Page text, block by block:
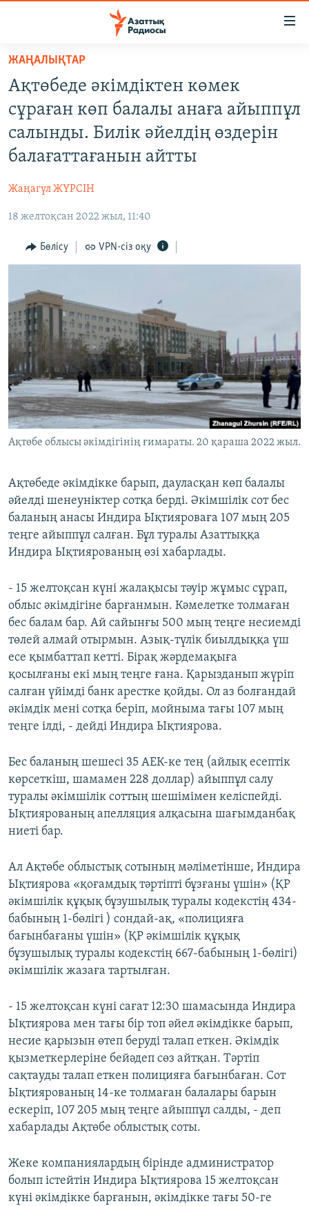
Skip
main
content
Skip
main
Skip
to
ЖАҢАЛЫҚТАР
САЯСАТ
AZATTYQTV
ҚАҢТАР ОҚИҒАСЫ
ӘЛЕУМЕТ
ӘЛЕМ
АРНАЙЫ ЖОБАЛАР
ЖАЗЫЛЫҢЫЗ
Басқа тілдерде
ЖАҢАЛЫҚТАР
Ақтөбеде әкімдіктен көмек
сұраған көп балалы анаға айыппұл
салынды. Билік әйелдің өздерін
балағаттағанын айтты
Жаңагүл ЖҮРСІН
18 желтоқсан 2022 жыл, 11:40
Бөлісу VPN-сіз оқу
Ақтөбе облысы әкімдігінің ғимараты. 20 қараша 2022 жыл.
Ақтөбеде әкімдікке барып, дауласқан көп балалы
әйелді шенеуніктер сотқа берді. Әкімшілік сот бес
баланың анасы Индира Ықтияроваға 107 мың 205
теңге айыппұл салған. Бұл туралы Азаттыққа
Индира Ықтиярованың өзі хабарлады.
- 15 желтоқсан күні жалақысы тәуір жұмыс сұрап,
облыс әкімдігіне барғанмын. Кәмелетке толмаған
бес балам бар. Ай сайынғы 500 мың теңге несиемді
төлей алмай отырмын. Азық-түлік биылдыққа үш
есе қымбаттап кетті. Бірақ жәрдемақыға
қосылғаны екі мың теңге ғана. Қарызданып жүріп
салған үйімді банк арестке қойды. Ол аз болғандай
әкімдік мені сотқа беріп, мойныма тағы 107 мың
теңге ілді, - дейді Индира Ықтиярова.
Бес баланың шешесі 35 АЕК-ке тең (айлық есептік
көрсеткіш, шамамен 228 доллар) айыппұл салу
туралы әкімшілік соттың шешімімен келіспейді.
Ықтиярованың апелляция алқасына шағымданбақ
ниеті бар.
Ал Ақтөбе облыстық сотының мәліметінше, Индира
Ықтиярова «қоғамдық тәртіпті бұзғаны үшін» (ҚР
әкімшілік құқық бұзушылық туралы кодекстің 434-
бабының 1-бөлігі ) сондай-ақ, «полицияға
бағынбағаны үшін» (ҚР әкімшілік құқық
бұзушылық туралы кодекстің 667-бабының 1-бөлігі)
әкімшілік жазаға тартылған.
- 15 желтоқсан күні сағат 12:30 шамасында Индира
Ықтиярова мен тағы бір топ әйел әкімдікке барып,
несие қарызын өтеп беруді талап еткен. Әкімдік
қызметкерлеріне бейәдеп сөз айтқан. Тәртіп
сақтауды талап еткен полицияға бағынбаған. Сот
Ықтиярованың 14-ке толмаған балалары барын
ескеріп, 107 205 мың теңге айыппұл салды, - деп
хабарлады Ақтөбе облыстық соты.
Жеке компаниялардың бірінде администратор
болып істейтін Индира Ықтиярова 15 желтоқсан
күні әкімдікке барғанын, әкімдікке тағы 50-ге